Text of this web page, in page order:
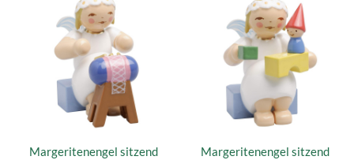
Margeritenengel sitzend
Margeritenengel sitzend